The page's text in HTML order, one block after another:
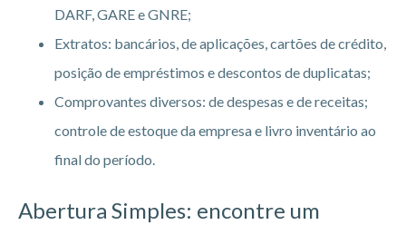
DARF, GARE e GNRE;
Extratos: bancários, de aplicações, cartões de crédito,
posição de empréstimos e descontos de duplicatas;
Comprovantes diversos: de despesas e de receitas;
controle de estoque da empresa e livro inventário ao
final do período.
Abertura Simples: encontre um